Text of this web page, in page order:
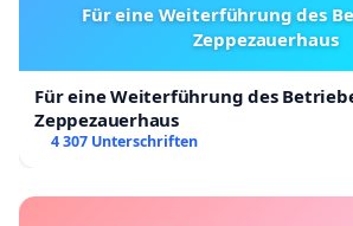
Für eine Weiterführung des
Zeppezauerhaus
Für eine Weiterführung des
Zeppezauerhaus
4 307 Unterschriften